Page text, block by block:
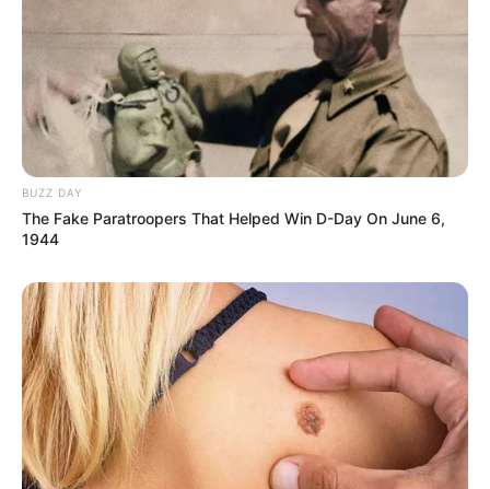
Selain aplikasi, kamu juga bisa memanfaatkan situs untuk
menerjemahkan kata dari bahasa Jawa ke Indonesia. Seperti salah
satunya Kamus Jawa.
Di sini, kamu juga bisa menerjemahkan sebaliknya, dari bahasa
Indonesia ke bahasa Jawa sehingga dapat membantumu jika ada
tugas-tugas tertentu.
Selain itu, situs ini juga ternyata menyediakan parikan yang bisa
kamu jadikan sebagai sumber referensi. Parikan merupakan pantun
BUZZ DAY
The Fake Paratroopers That Helped Win D-Day On June 6,
1944